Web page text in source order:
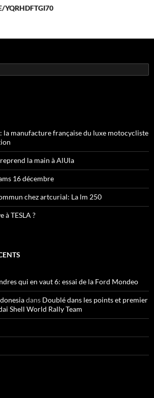
YQRHDFTGI70
la manufacture française du luxe motocycliste
la main à AlUla
16 décembre
chez artcurial: La lm 250
à TESLA ?
qui en vaut 6: essai de la Ford Mondeo
dans Doublé dans les points et premier
Shell World Rally Team